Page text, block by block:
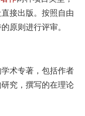
接出版。按照自由
原则进行评审。
学术专著，包括作者
究，撰写的在理论